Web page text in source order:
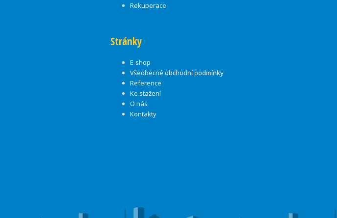
Rekuperace
Stránky
E-shop
Všeobecné obchodní podmínky
Reference
Ke stažení
O nás
Kontakty